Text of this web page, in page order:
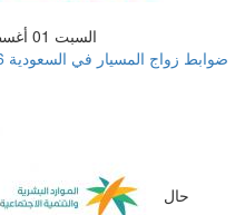
السبت 01 أغسطس 2026 05:49 صباحاً
حال